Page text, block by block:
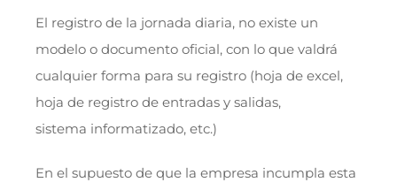
El registro de la jornada diaria, no existe un
modelo o documento oficial, con lo que valdrá
cualquier forma para su registro (hoja de excel,
hoja de registro de entradas y salidas,
sistema informatizado, etc.)
En el supuesto de que la empresa incumpla esta